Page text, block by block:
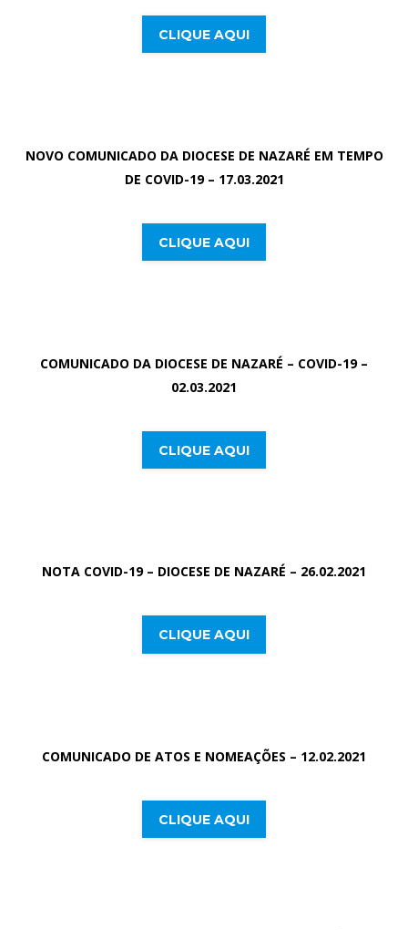
CLIQUE AQUI
NOVO COMUNICADO DA DIOCESE DE NAZARÉ EM TEMPO
DE COVID-19 – 17.03.2021
CLIQUE AQUI
COMUNICADO DA DIOCESE DE NAZARÉ – COVID-19 –
02.03.2021
CLIQUE AQUI
NOTA COVID-19 – DIOCESE DE NAZARÉ – 26.02.2021
CLIQUE AQUI
COMUNICADO DE ATOS E NOMEAÇÕES – 12.02.2021
CLIQUE AQUI